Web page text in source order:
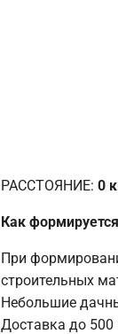
РАССТОЯНИЕ: 0
Как
При
строительных
Небольшие
Доставка до 500